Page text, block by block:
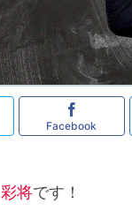
Facebook
彩将です！